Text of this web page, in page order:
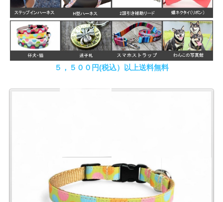
５，５００円(税込）以上送料無料